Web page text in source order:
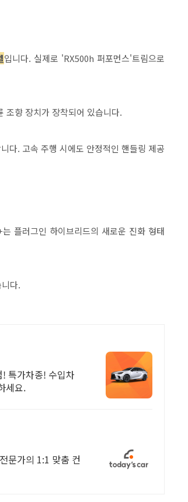
입니다. 실제로 'RX500h 퍼포먼스'트림으로
조향 장치가 장착되어 있습니다.
다. 고속 주행 시에도 안정적인 핸들링 제공
플러그인 하이브리드의 새로운 진화 형태
다.
특가차종! 수입차
세요.
문가의 1:1 맞춤 컨